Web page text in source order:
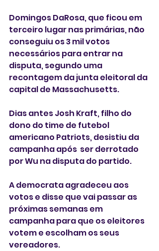
Domingos DaRosa, que ficou em
terceiro lugar nas primárias, não
conseguiu os 3 mil votos
necessários para entrar na
disputa, segundo uma
recontagem da junta eleitoral da
capital de Massachusetts.
Dias antes Josh Kraft, filho do
dono do time de futebol
americano Patriots, desistiu da
campanha após  ser derrotado
por Wu na disputa do partido.
A democrata agradeceu aos
votos e disse que vai passar as
próximas semanas em
campanha para que os eleitores
votem e escolham os seus
vereadores.